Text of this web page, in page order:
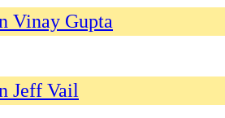
Vinay Gupta
Jeff Vail